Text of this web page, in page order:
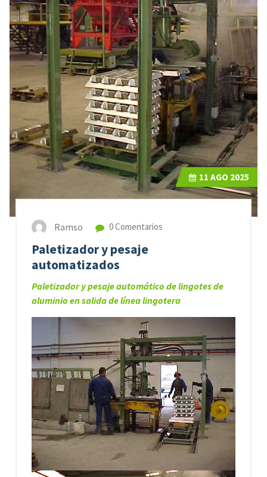
11 AGO 2025
Ramso 0 Comentarios
Paletizador y pesaje
automatizados
Paletizador y pesaje automático de lingotes de
aluminio en salida de línea lingotera